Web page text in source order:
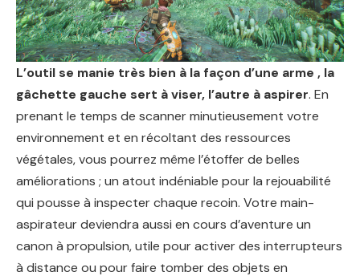
L’outil se manie très bien à la façon d’une arme , la
gâchette gauche sert à viser, l’autre à aspirer. En
prenant le temps de scanner minutieusement votre
environnement et en récoltant des ressources
végétales, vous pourrez même l’étoffer de belles
améliorations ; un atout indéniable pour la rejouabilité
qui pousse à inspecter chaque recoin. Votre main-
aspirateur deviendra aussi en cours d’aventure un
canon à propulsion, utile pour activer des interrupteurs
à distance ou pour faire tomber des objets en